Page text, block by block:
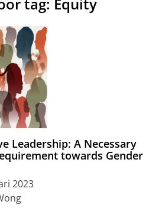
tag: Equity
Leadership: A Necessary
towards Gender
2023